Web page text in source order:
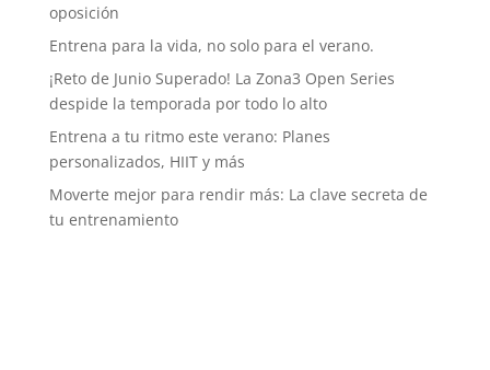
oposición
Entrena para la vida, no solo para el verano.
¡Reto de Junio Superado! La Zona3 Open Series
despide la temporada por todo lo alto
Entrena a tu ritmo este verano: Planes
personalizados, HIIT y más
Moverte mejor para rendir más: La clave secreta de
tu entrenamiento